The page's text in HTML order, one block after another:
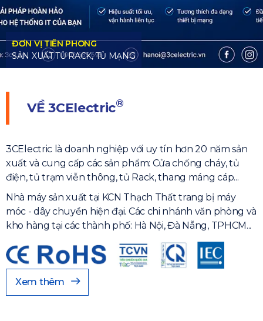
VỀ3CElectric®
3CElectric là doanh nghiệp với uy tín hơn 20 năm sản
xuất và cung cấp các sản phẩm: Cửa chống cháy, tủ
điện, tủ trạm viễn thông, tủ Rack, thang máng cáp...
Nhà máy sản xuất tại KCN Thạch Thất trang bị máy
móc - dây chuyền hiện đại. Các chi nhánh văn phòng và
kho hàng tại các thành phố: Hà Nội, Đà Nẵng, TPHCM...
Xem thêm